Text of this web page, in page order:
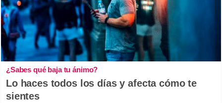
¿Sabes qué baja tu ánimo?
Lo haces todos los días y afecta cómo te
sientes